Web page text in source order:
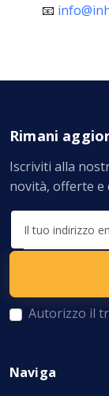
📧
Rimani
Iscriviti alla
novità, offerte e
Autorizzo il
Naviga